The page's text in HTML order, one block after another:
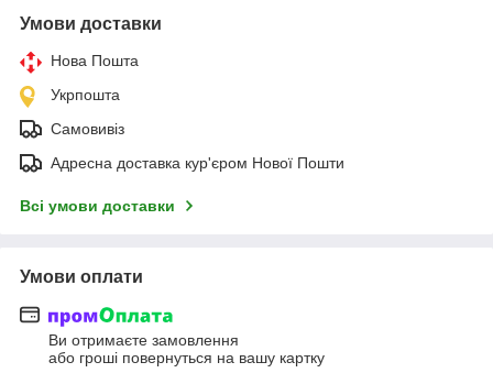
Умови доставки
Нова Пошта
Укрпошта
Самовивіз
Адресна доставка кур'єром Нової Пошти
Всі умови доставки
Умови оплати
Ви отримаєте замовлення
або гроші повернуться на вашу картку